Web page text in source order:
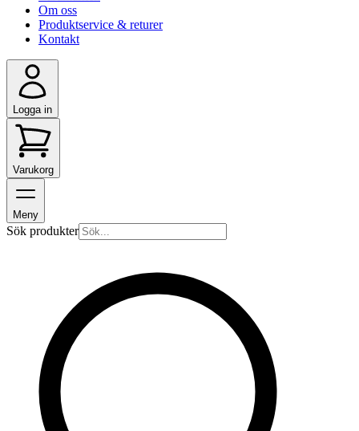
Om oss
Produktservice & returer
Kontakt
Logga in
Varukorg
Meny
Sök produkter